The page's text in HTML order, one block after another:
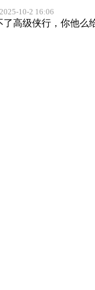
10-2 16:06
了高级侠行，你他么